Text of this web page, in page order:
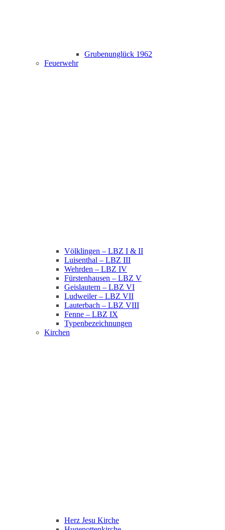
Grubenunglück 1962
Feuerwehr
Völklingen – LBZ I & II
Luisenthal – LBZ III
Wehrden – LBZ IV
Fürstenhausen – LBZ V
Geislautern – LBZ VI
Ludweiler – LBZ VII
Lauterbach – LBZ VIII
Fenne – LBZ IX
Typenbezeichnungen
Kirchen
Herz Jesu Kirche